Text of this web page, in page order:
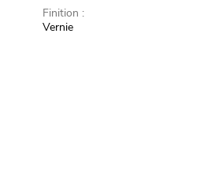
Finition :
Vernie